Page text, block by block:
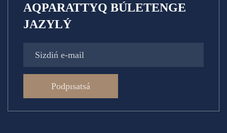
AQPARATTYQ BÚLETENGE
JAZYLÝ
Podpısatsá